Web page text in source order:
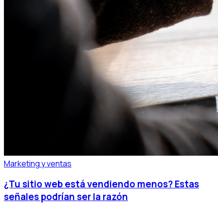
Marketing y ventas
¿Tu sitio web está vendiendo menos? Estas
señales podrían ser la razón